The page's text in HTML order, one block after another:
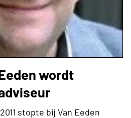
wordt
stopte bij Van Eeden